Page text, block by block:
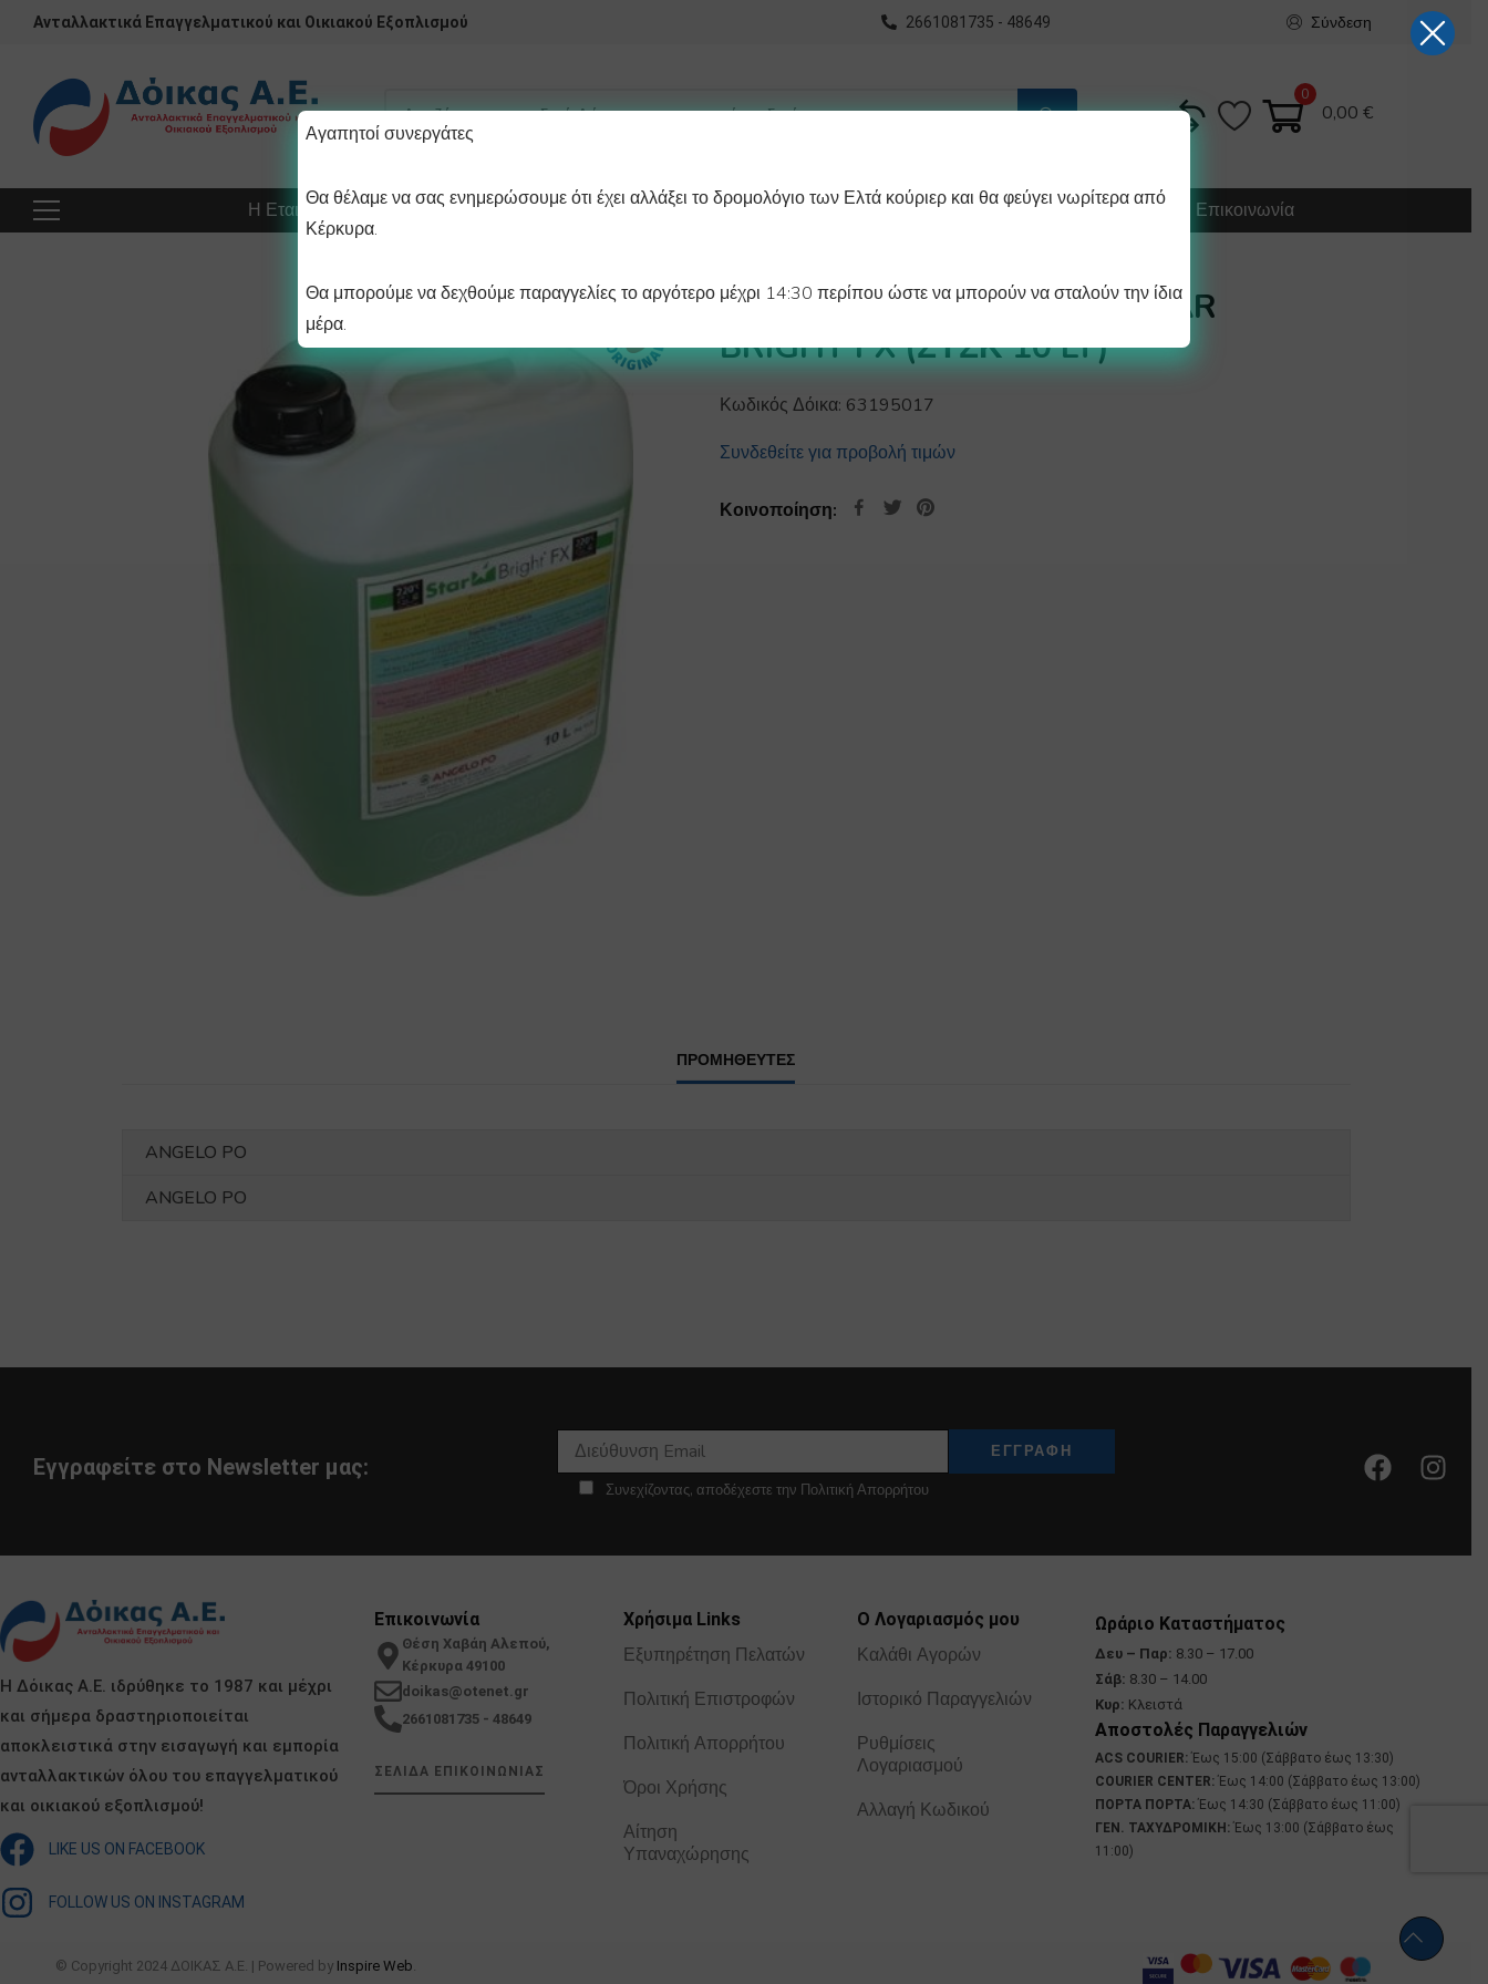
Ανταλλακτικά Επαγγελματικού και Οικιακού Εξοπλισμού 2661081735 - 48649 Σύνδεση
0
0,00€
Η Εταιρεία Προϊόντα Προχωρημένη Αναζήτηση Διαγράμματα Λάστιχα Ψυγείου Κατασκευή Οδηγίες Επικοινωνία
ΚΑΘΑΡΙΣΤΙΚΟ ΦΟΥΡΝΟΥ STAR
BRIGHT FX (ΣΥΣΚ 10 LT)
Κωδικός Δόικα: 63195017
Συνδεθείτε για προβολή τιμών
Κοινοποίηση:
ΠΡΟΜΗΘΕΥΤΕΣ
ANGELO PO
ANGELO PO
Εγγραφείτε στο Newsletter μας:
Συνεχίζοντας, αποδέχεστε την Πολιτική Απορρήτου
Η Δόικας Α.Ε. ιδρύθηκε το 1987 και μέχρι
και σήμερα δραστηριοποιείται
αποκλειστικά στην εισαγωγή και εμπορία
ανταλλακτικών όλου του επαγγελματικού
και οικιακού εξοπλισμού!
LIKE US ON FACEBOOK
FOLLOW US ON INSTAGRAM
Επικοινωνία
Θέση Χαβάη Αλεπού,
Κέρκυρα 49100
doikas@otenet.gr
2661081735 - 48649
ΣΕΛΙΔΑ ΕΠΙΚΟΙΝΩΝΙΑΣ
Χρήσιμα Links
Εξυπηρέτηση Πελατών
Πολιτική Επιστροφών
Πολιτική Απορρήτου
Όροι Χρήσης
Αίτηση
Υπαναχώρησης
Ο Λογαριασμός μου
Καλάθι Αγορών
Ιστορικό Παραγγελιών
Ρυθμίσεις
Λογαριασμού
Αλλαγή Κωδικού
Ωράριο Καταστήματος
Δευ – Παρ: 8.30 – 17.00
Σάβ: 8.30 – 14.00
Κυρ: Κλειστά
Αποστολές Παραγγελιών
ACS COURIER: Έως 15:00 (Σάββατο έως 13:30)
COURIER CENTER: Έως 14:00 (Σάββατο έως 13:00)
ΠΟΡΤΑ ΠΟΡΤΑ: Έως 14:30 (Σάββατο έως 11:00)
ΓΕΝ. ΤΑΧΥΔΡΟΜΙΚΗ: Έως 13:00 (Σάββατο έως
11:00)
© Copyright 2024 ΔΟΙΚΑΣ Α.Ε. | Powered by Inspire Web.
Αγαπητοί συνεργάτες
Θα θέλαμε να σας ενημερώσουμε ότι έχει αλλάξει το δρομολόγιο των Ελτά κούριερ και θα φεύγει νωρίτερα από
Κέρκυρα.
Θα μπορούμε να δεχθούμε παραγγελίες το αργότερο μέχρι 14:30 περίπου ώστε να μπορούν να σταλούν την ίδια
μέρα.